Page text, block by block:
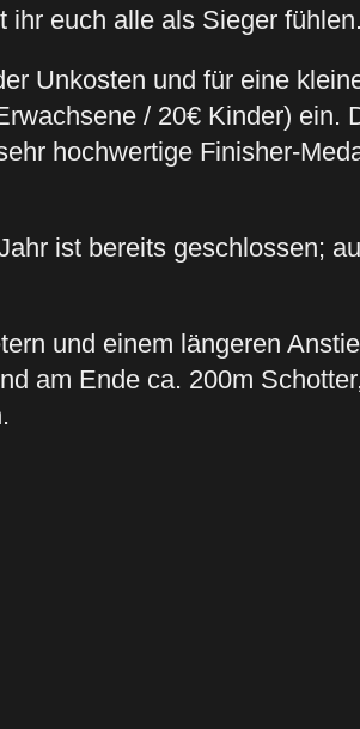
ihr euch alle als Sieger fühlen.
Unkosten und für eine
/ 20€ Kinder)
hochwertige Finisher-
ist bereits geschlossen;
und einem längeren
am Ende ca. 200m